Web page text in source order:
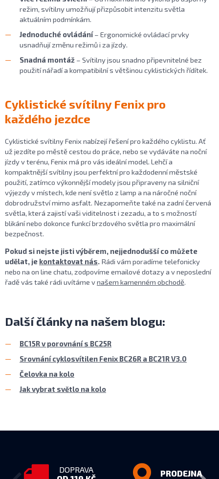
režim, svítilny umožňují přizpůsobit intenzitu světla
aktuálním podmínkám.
Jednoduché ovládání– Ergonomické ovládací prvky
usnadňují změnu režimů i za jízdy.
Snadná montáž – Svítilny jsou snadno připevnitelné bez
použití nářadí a kompatibilní s většinou cyklistických řídítek.
Cyklistické svítilny Fenix pro
každého jezdce
Cyklistické svítilny Fenix nabízejí řešení pro každého cyklistu. Ať
už jezdíte po městě cestou do práce, nebo se vydáváte na noční
jízdy v terénu, Fenix má pro vás ideální model. Lehčí a
kompaktnější svítilny jsou perfektní pro každodenní městské
použití, zatímco výkonnější modely jsou připraveny na silniční
výjezdy v místech, kde není světlo z lamp a na náročné noční
dobrodružství mimo asfalt. Nezapomeňte také na zadní červená
světla, která zajistí vaši viditelnost i zezadu, a to s možností
blikání nebo dokonce funkcí brzdového světla pro maximální
bezpečnost.
Pokud si nejste jisti výběrem, nejjednodušší co můžete
udělat, je kontaktovat nás. Rádi vám poradíme telefonicky
nebo na on line chatu, zodpovíme emailové dotazy a v neposlední
řadě vás také rádi uvítáme vnašem kamenném obchodě.
Další články na našem blogu:
BC15R v porovnání s BC25R
Srovnání cyklosvítilen Fenix BC26R a BC21R V3.0
Čelovka na kolo
Jak vybrat světlo na kolo
DOPRAVA
PRODEJNA